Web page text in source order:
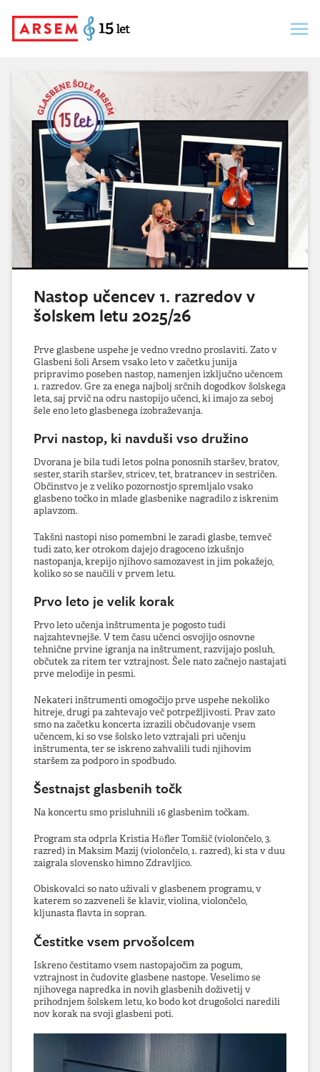
content
Nastop učencev 1. razredov v
šolskem letu 2025/26
Prve glasbene uspehe je vedno vredno proslaviti. Zato v
Glasbeni šoli Arsem vsako leto v začetku junija
pripravimo poseben nastop, namenjen izključno učencem
1. razredov. Gre za enega najbolj srčnih dogodkov šolskega
leta, saj prvič na odru nastopijo učenci, ki imajo za seboj
šele eno leto glasbenega izobraževanja.
Prvi nastop, ki navduši vso družino
Dvorana je bila tudi letos polna ponosnih staršev, bratov,
sester, starih staršev, stricev, tet, bratrancev in sestričen.
Občinstvo je z veliko pozornostjo spremljalo vsako
glasbeno točko in mlade glasbenike nagradilo z iskrenim
aplavzom.
Takšni nastopi niso pomembni le zaradi glasbe, temveč
tudi zato, ker otrokom dajejo dragoceno izkušnjo
nastopanja, krepijo njihovo samozavest in jim pokažejo,
koliko so se naučili v prvem letu.
Prvo leto je velik korak
Prvo leto učenja inštrumenta je pogosto tudi
najzahtevnejše. V tem času učenci osvojijo osnovne
tehnične prvine igranja na inštrument, razvijajo posluh,
občutek za ritem ter vztrajnost. Šele nato začnejo nastajati
prve melodije in pesmi.
Nekateri inštrumenti omogočijo prve uspehe nekoliko
hitreje, drugi pa zahtevajo več potrpežljivosti. Prav zato
smo na začetku koncerta izrazili občudovanje vsem
učencem, ki so vse šolsko leto vztrajali pri učenju
inštrumenta, ter se iskreno zahvalili tudi njihovim
staršem za podporo in spodbudo.
Šestnajst glasbenih točk
Na koncertu smo prisluhnili 16 glasbenim točkam.
Program sta odprla Kristia Höfler Tomšič (violončelo, 3.
razred) in Maksim Mazij (violončelo, 1. razred), ki sta v duu
zaigrala slovensko himno Zdravljico.
Obiskovalci so nato uživali v glasbenem programu, v
katerem so zazveneli še klavir, violina, violončelo,
kljunasta flavta in sopran.
Čestitke vsem prvošolcem
Iskreno čestitamo vsem nastopajočim za pogum,
vztrajnost in čudovite glasbene nastope. Veselimo se
njihovega napredka in novih glasbenih doživetij v
prihodnjem šolskem letu, ko bodo kot drugošolci naredili
nov korak na svoji glasbeni poti.